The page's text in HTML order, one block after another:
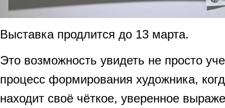
Выставка продлится до 13 марта.
Это возможность увидеть не просто
процесс формирования художника,
находит своё чёткое, уверенное